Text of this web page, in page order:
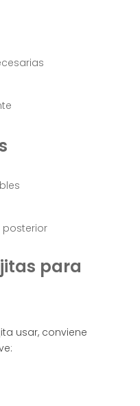
posterior
para
usar, conviene